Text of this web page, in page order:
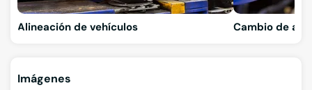
Alineación de vehículos Cambio de
Imágenes